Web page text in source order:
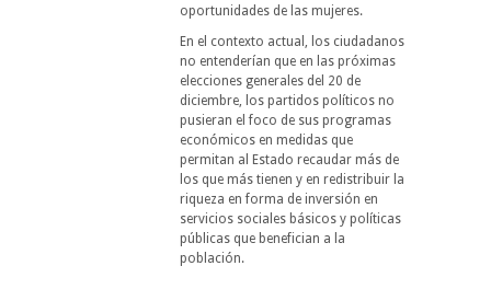
oportunidades de las mujeres.
En el contexto actual, los ciudadanos
no entenderían que en las próximas
elecciones generales del 20 de
diciembre, los partidos políticos no
pusieran el foco de sus programas
económicos en medidas que
permitan al Estado recaudar más de
los que más tienen y en redistribuir la
riqueza en forma de inversión en
servicios sociales básicos y políticas
públicas que benefician a la
población.